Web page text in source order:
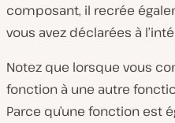
composant, il recrée
vous avez déclarées à
Notez que lorsque vous
fonction à une autre
Parce qu’une fonction est